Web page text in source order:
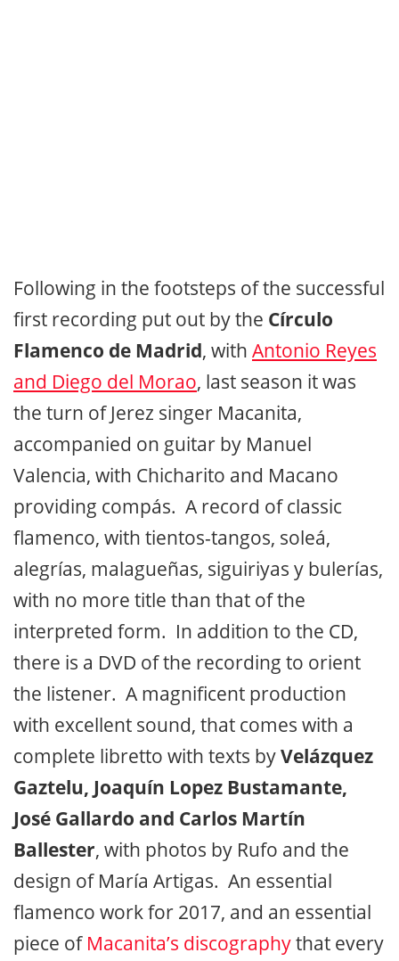
Following in the footsteps of the successful
first recording put out by the Círculo
Flamenco de Madrid, with Antonio Reyes
and Diego del Morao, last season it was
the turn of Jerez singer Macanita,
accompanied on guitar by Manuel
Valencia, with Chicharito and Macano
providing compás. A record of classic
flamenco, with tientos-tangos, soleá,
alegrías, malagueñas, siguiriyas y bulerías,
with no more title than that of the
interpreted form. In addition to the CD,
there is a DVD of the recording to orient
the listener. A magnificent production
with excellent sound, that comes with a
complete libretto with texts byVelázquez
Gaztelu, Joaquín Lopez Bustamante,
José Gallardo and Carlos Martín
Ballester, with photos by Rufo and the
design of María Artigas. An essential
flamenco work for 2017, and an essential
piece of Macanita’s discographythat every